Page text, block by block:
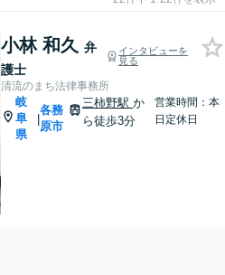
小林 和久 弁
護士
インタビューを
見る
清流のまち法律事務所
岐
阜
県
|
各務
原市
三柿野駅か
ら徒歩3分
営業時間：本
日定休日